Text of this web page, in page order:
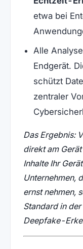
etwa bei
Alle
Endgerät.
schützt
zentraler
Das Ergebnis:
direkt am
Inhalte Ihr
Unternehmen,
ernst nehmen,
Standard in
Deepfake-